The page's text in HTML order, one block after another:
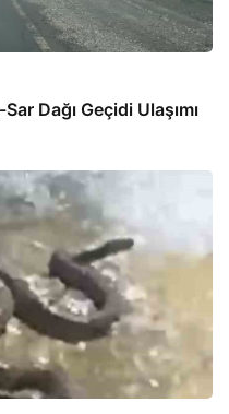
Dağı Geçidi Ulaşımı